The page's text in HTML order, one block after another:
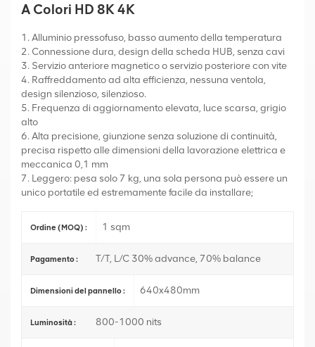
A Colori HD 8K 4K
1. Alluminio pressofuso, basso aumento della temperatura
2. Connessione dura, design della scheda HUB, senza cavi
3. Servizio anteriore magnetico o servizio posteriore con vite
4. Raffreddamento ad alta efficienza, nessuna ventola,
design silenzioso, silenzioso.
5. Frequenza di aggiornamento elevata, luce scarsa, grigio
alto
6. Alta precisione, giunzione senza soluzione di continuità,
precisa rispetto alle dimensioni della lavorazione elettrica e
meccanica 0,1 mm
7. Leggero: pesa solo 7 kg, una sola persona può essere un
unico portatile ed estremamente facile da installare;
Ordine (MOQ) : 1 sqm
Pagamento : T/T, L/C 30% advance, 70% balance
Dimensioni del pannello : 640x480mm
Luminosità : 800-1000 nits